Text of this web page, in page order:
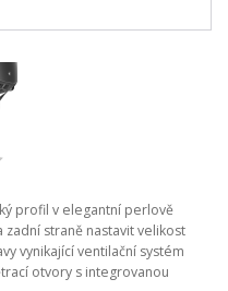
profil v elegantní perlově
straně nastavit velikost
vynikající ventilační systém
otvory s integrovanou